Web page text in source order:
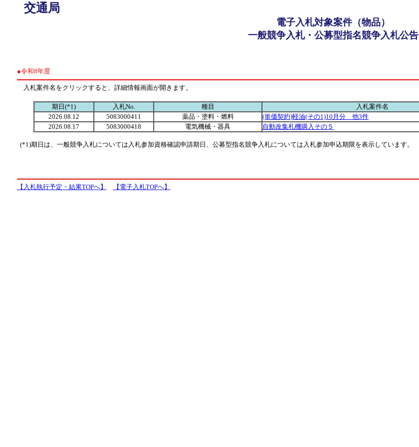
交通局
電子入札対象案件（物品）
一般競争入札・公募型指名競争入札公告
●令和8年度
入札案件名をクリックすると、詳細情報画面が開きます。
期日(*1) 入札No. 種目 入札案件名
2026.08.12
5083000411 薬品・塗料・燃料 (単価契約)軽油(その1)10月分 他3件
2026.08.17
5083000418 電気機械・器具 自動改集札機購入その５
(*1)期日は、一般競争入札については入札参加資格確認申請期日、公募型指名競争入札については入札参加申込期限を表示しています。
【入札執行予定・結果TOPへ】 【電子入札TOPへ】